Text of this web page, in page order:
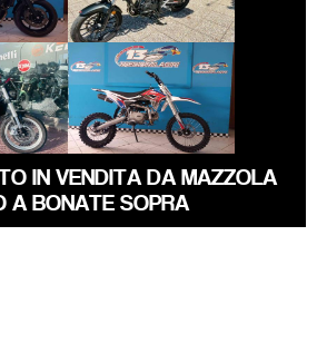
€
ALTRA-MARCA
ALTRO-
MODELLO
€ 1.150 €
IN VENDITA DA MAZZOLA
A BONATE SOPRA